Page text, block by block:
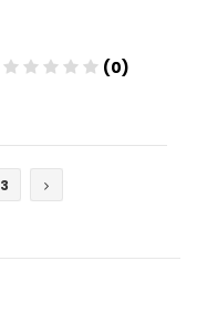
(0)
3